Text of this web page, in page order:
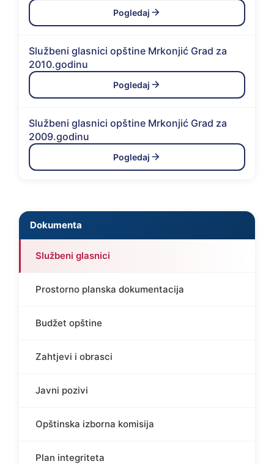
Pogledaj
Službeni glasnici opštine Mrkonjić Grad za
2010.godinu
Pogledaj
Službeni glasnici opštine Mrkonjić Grad za
2009.godinu
Pogledaj
Dokumenta
Službeni glasnici
Prostorno planska dokumentacija
Budžet opštine
Zahtjevi i obrasci
Javni pozivi
Opštinska izborna komisija
Plan integriteta